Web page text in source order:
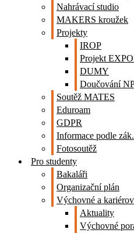
Nahrávací studio
MAKERS kroužek
Projekty
IROP
Projekt
DUMY
Doučování
Soutěž MATES
Eduroam
GDPR
Informace podle
Fotosoutěž
Pro studenty
Bakaláři
Organizační plán
Výchovné a
Aktuality
Výchovné